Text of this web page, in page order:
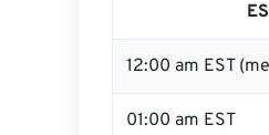
12:00 am EST
01:00 am EST